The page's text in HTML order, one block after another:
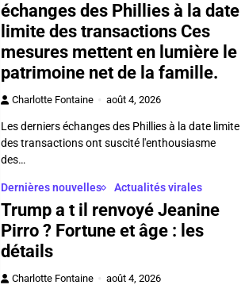
échanges des Phillies à la date
limite des transactions Ces
mesures mettent en lumière le
patrimoine net de la famille.
Charlotte Fontaine août 4, 2026
Les derniers échanges des Phillies à la date limite
des transactions ont suscité l'enthousiasme
des…
Dernières nouvelles Actualités virales
Trump a t il renvoyé Jeanine
Pirro ? Fortune et âge : les
détails
Charlotte Fontaine août 4, 2026